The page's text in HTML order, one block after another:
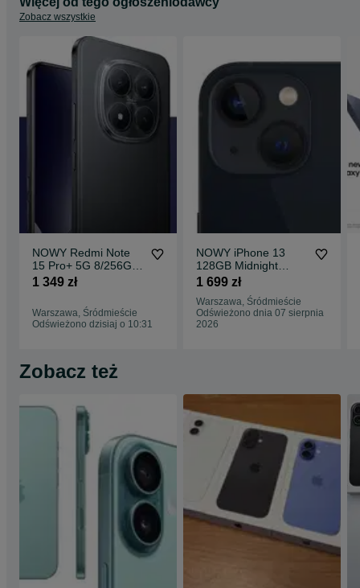
Zobacz wszystkie
NOWY Redmi Note
15 Pro+ 5G 8/256GB
Black GWARANCJA
1 349 zł
Warszawa, Śródmieście
Odświeżono dzisiaj o 10:31
NOWY iPhone 13
128GB Midnight
1699ZŁ GWARANCJA
Warszawa
1 699 zł
Warszawa, Śródmieście
Odświeżono dnia 07 sierpnia
2026
Zobacz też